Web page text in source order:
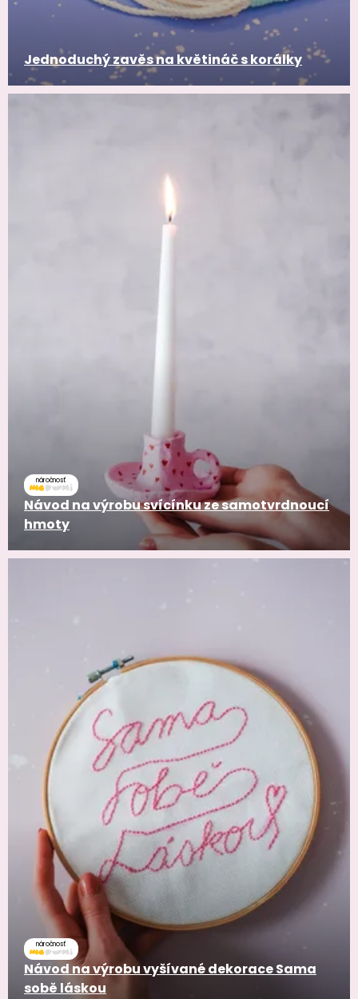
Jednoduchý zavěs na květináč s korálky
náročnosť
Návod na výrobu svícínku ze samotvrdnoucí
hmoty
náročnosť
Návod na výrobu vyšívané dekorace Sama
sobě láskou